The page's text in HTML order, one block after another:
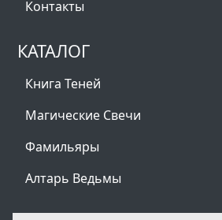
Контакты
КАТАЛОГ
Книга Теней
Магические Свечи
Фамильяры
Алтарь Ведьмы